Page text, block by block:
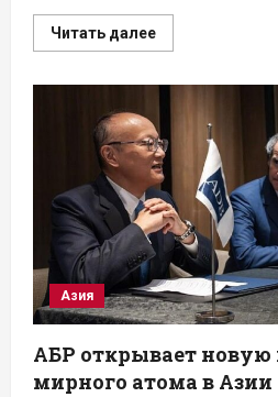
Читать далееПрочитать
больше
Анкара
и
Сеул
укрепляют
атомное
партнерство
Азия
АБР открывает новую
мирного атома в Азии